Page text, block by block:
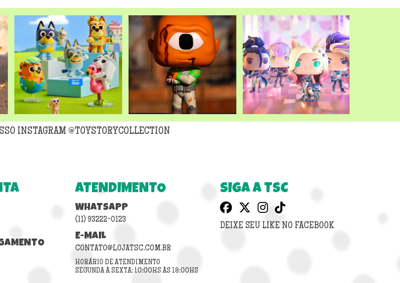
INSTAGRAM @TOYSTORYCOLLECTION
ATENDIMENTO
WHATSAPP
(11) 93222-0123
E-MAIL
CONTATO@LOJATSC.COM.BR
HORÁRIO DE ATENDIMENTO
SEGUNDA À SEXTA: 10:00HS ÀS 18:00HS
SIGA A TSC
DEIXE SEU LIKE NO FACEBOOK